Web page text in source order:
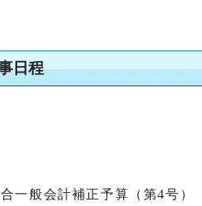
日程
一般会計補正予算（第4号）